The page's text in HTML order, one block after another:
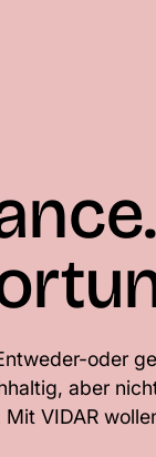
oder
aber
VIDAR